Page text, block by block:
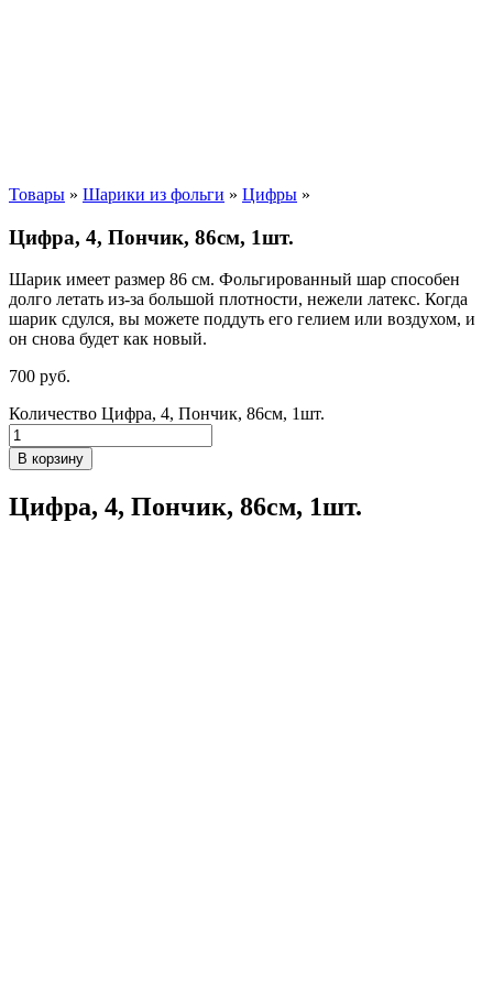
Товары » Шарики из фольги » Цифры »
Цифра, 4, Пончик, 86см, 1шт.
Шарик имеет размер 86 см. Фольгированный шар способен
долго летать из-за большой плотности, нежели латекс. Когда
шарик сдулся, вы можете поддуть его гелием или воздухом, и
он снова будет как новый.
700 руб.
Количество Цифра, 4, Пончик, 86см, 1шт.
В корзину
Цифра, 4, Пончик, 86см, 1шт.